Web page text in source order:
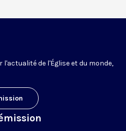
l'actualité de l'Église et du monde,